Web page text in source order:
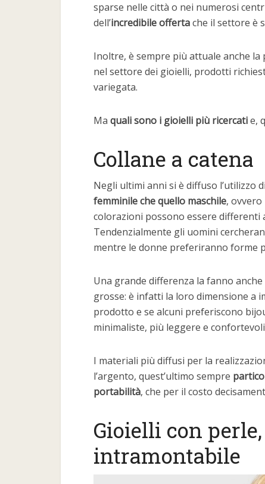
sparse nelle città o nei numerosi
dell’incredibile offertache il settore è
Inoltre, è sempre più attuale anche la
nel settore dei gioielli, prodotti
variegata.
Ma quali sono i gioielli più ricercatie,
Collane a catena
Negli ultimi anni si è diffuso l’utilizzo
femminile che quello maschile, ovvero
colorazioni possono essere differenti
Tendenzialmente gli uomini
mentre le donne preferiranno forme
Una grande differenza la fanno anche
grosse: è infatti la loro dimensione a
prodotto e se alcuni preferiscono
minimaliste, più leggere e
I materiali più diffusi per la
l’argento, quest’ultimo sempre
portabilità, che per il costo
Gioielli con
intramontabile